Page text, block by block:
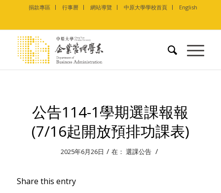
捐款專區 行事曆 網站導覽 中原大學學校首頁 English
公告114-1學期選課報報
(7/16起開放預排功課表)
2025年6月26日 / 在： 選課公告 /
Share this entry